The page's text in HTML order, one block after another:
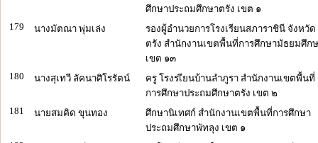
ศึกษาประถมศึกษาตรัง เขต ๑
179
นางมัตณา พุ่มเล่ง
รองผู้อำนวยการโรงเรียนสภาราชินี จังหวัด
ตรัง สำนักงานเขตพื้นที่การศึกษามัธยมศึก
เขต ๑๓
180
นางสุเทวี ลัคนาศิโรรัตน์
ครู โรงรเียนบ้านลำภูรา สำนักงานเขตพื้นที่
การศึกษาประถมศึกษาตรัง เขต ๒
181
นายสมคิด ขุนทอง
ศึกษานิเทศก์ สำนักงานเขตพื้นที่การศึกษา
ประถมศึกษาพัทลุง เขต ๑